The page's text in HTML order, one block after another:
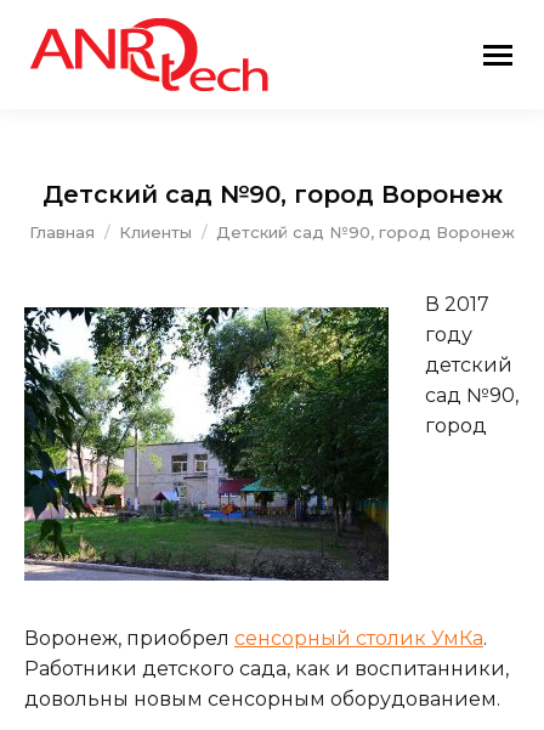
Детский сад №90, город Воронеж
Вы здесь:
Главная Клиенты Детский сад №90, город Воронеж
В 2017
году
детский
сад №90,
город
Воронеж, приобрел сенсорный столик УмКа.
Работники детского сада, как и воспитанники,
довольны новым сенсорным оборудованием.